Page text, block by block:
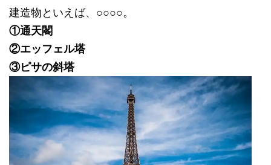
建造物といえば、○○○○。
①通天閣
②エッフェル塔
③ピサの斜塔